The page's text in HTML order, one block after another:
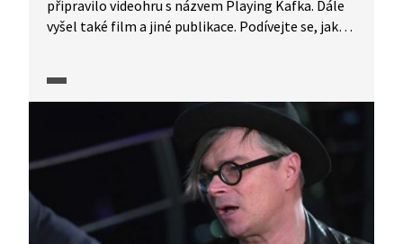
připravilo videohru s názvem Playing Kafka. Dále
vyšel také film a jiné publikace. Podívejte se, jak